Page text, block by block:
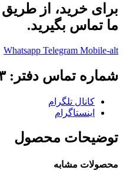
برای خرید، از طریق
ما تماس بگیرید.
Whatsapp Telegram Mobile-alt
شماره تماس دفتر: ۳۳۹۵۳۷۶۳-۰۲۱
کانال تلگرام
اینستاگرام
توضیحات محصول
محصولات مشابه